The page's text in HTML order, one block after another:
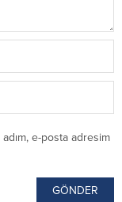
e-posta adresim